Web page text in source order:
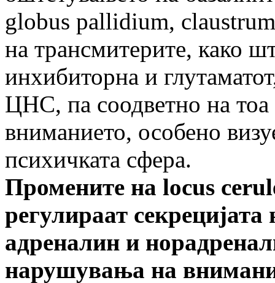
globus pallidium,
на трансмитерите, како
инхибиторна и
ЦНС, па соодветно на тоа
вниманието, особено
психичката сфера.
Промените на locus
регулираат
адреналин и
нарушувања на